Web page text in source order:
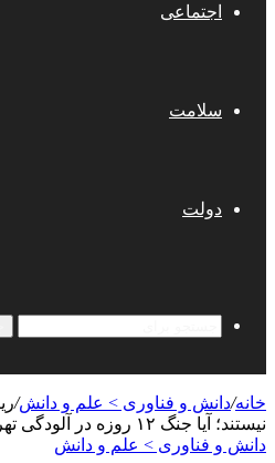
اجتماعی
سلامت
دولت
خانه/دانش و فناوری > علم و دانش/
نیستند؛ آیا جنگ ۱۲ روزه در آلودگی تهران نقش دارد؟
دانش و فناوری > علم و دانش